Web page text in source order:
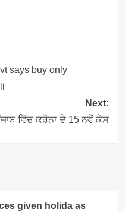
says buy only
Next:
ਵਿੱਚ ਕਰੋਨਾ ਦੇ 15 ਨਵੇਂ ਕੇਸ
given holida as